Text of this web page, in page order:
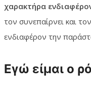
χαρακτήρα
τον συνεπαίρνει και
ενδιαφέρον την
Εγώ είμαι ο